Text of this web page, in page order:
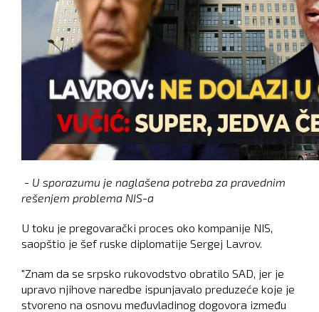
- U sporazumu je naglašena potreba za pravednim
rešenjem problema NIS-a
U toku je pregovarački proces oko kompanije NIS,
saopštio je šef ruske diplomatije Sergej Lavrov.
"Znam da se srpsko rukovodstvo obratilo SAD, jer je
upravo njihove naredbe ispunjavalo preduzeće koje je
stvoreno na osnovu međuvladinog dogovora između